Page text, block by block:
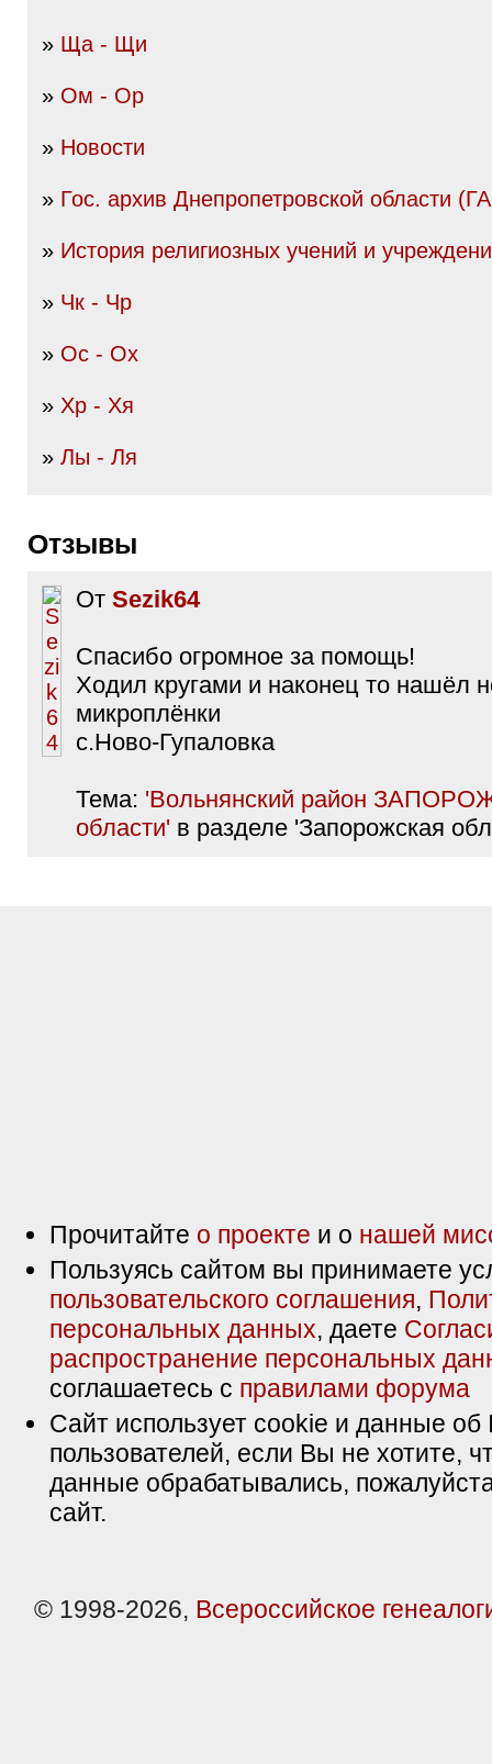
» Ща - Щи
» Ом - Ор
» Новости
» Гос. архив Днепропетровской области
» История религиозных учений и
» Чк - Чр
» Ос - Ох
» Хр - Хя
» Лы - Ля
Отзывы
От Sezik64
Спасибо огромное за помощь!
Ходил кругами и наконец то нашёл
микроплёнки
с.Ново-Гупаловка
Тема: 'Вольнянский район
области' в разделе 'Запорожская
Прочитайте о проекте и о нашей
Пользуясь сайтом вы принимаете
пользовательского соглашения,
персональных данных, даете
распространение персональных
соглашаетесь с правилами форума
Сайт использует cookie и данные об
пользователей, если Вы не хотите,
данные обрабатывались,
сайт.
© 1998-2026, Всероссийское